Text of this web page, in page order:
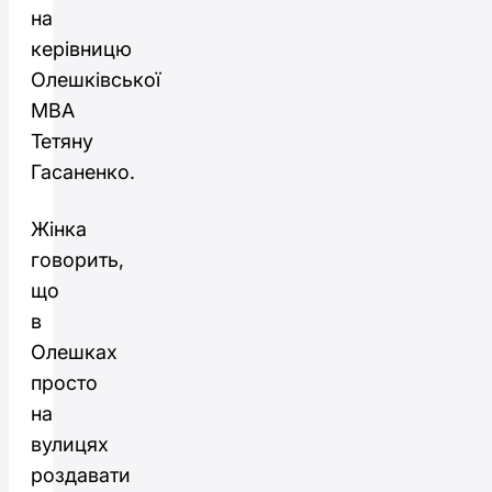
на
керівницю
Олешківської
МВА
Тетяну
Гасаненко.
Жінка
говорить,
що
в
Олешках
просто
на
вулицях
роздавати